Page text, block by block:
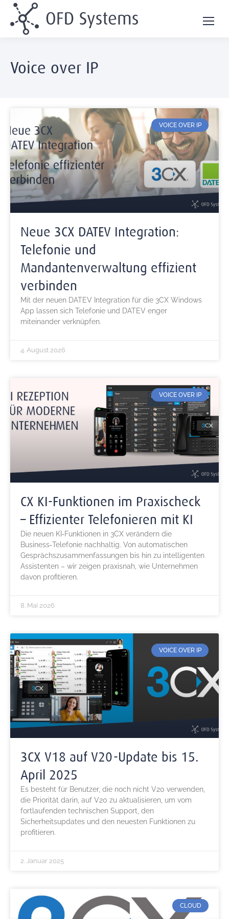
Voice over IP
VOICE OVER IP
Neue 3CX DATEV Integration:
Telefonie und
Mandantenverwaltung effizient
verbinden
Mit der neuen DATEV Integration für die 3CX Windows
App lassen sich Telefonie und DATEV enger
miteinander verknüpfen.
4. August 2026
VOICE OVER IP
CX KI‑Funktionen im Praxischeck
– Effizienter Telefonieren mit KI
Die neuen KI‑Funktionen in 3CX verändern die
Business‑Telefonie nachhaltig. Von automatischen
Gesprächszusammenfassungen bis hin zu intelligenten
Assistenten – wir zeigen praxisnah, wie Unternehmen
davon profitieren.
8. Mai 2026
VOICE OVER IP
3CX V18 auf V20-Update bis 15.
April 2025
Es besteht für Benutzer, die noch nicht V20 verwenden,
die Priorität darin, auf V20 zu aktualisieren, um vom
fortlaufenden technischen Support, den
Sicherheitsupdates und den neuesten Funktionen zu
profitieren.
2. Januar 2025
CLOUD